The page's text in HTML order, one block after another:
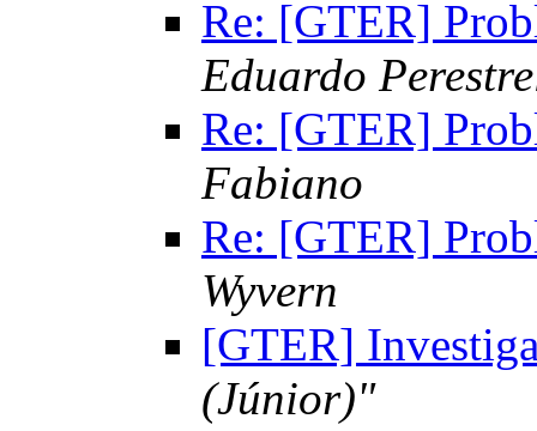
Re: [GTER]
Eduardo
Re: [GTER]
Fabiano
Re: [GTER]
Wyvern
[GTER]
(Júnior)"